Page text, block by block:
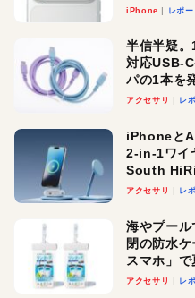
iPhone レポー
半信半疑
対応USB-
パの1本を
アクセサリ レ
iPhoneと
2-in-1ワイ
South
ースでおし
アクセサリ レ
海やプー
閉の防水
スマホ」で
アクセサリ レ